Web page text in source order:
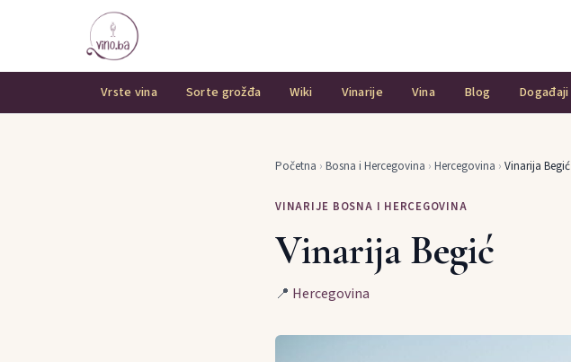
Vrste vina Sorte grožđa Wiki Vinarije Vina Blog Događaji
Početna › Bosna i Hercegovina › Hercegovina › Vinarija Begić
VINARIJE BOSNA I HERCEGOVINA
Vinarija Begić
📍 Hercegovina